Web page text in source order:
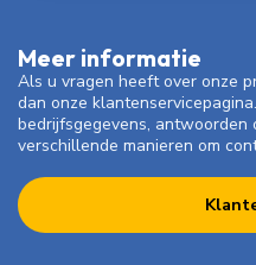
Meer informatie
Als u vragen heeft over onze
dan onze
bedrijfsgegevens, antwoorden
verschillende manieren om